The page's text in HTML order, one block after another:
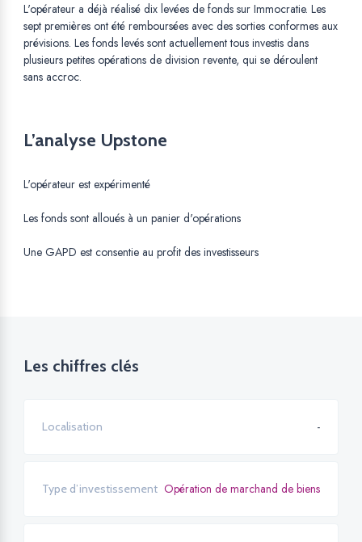
L'opérateur a déjà réalisé dix levées de fonds sur Immocratie. Les
sept premières ont été remboursées avec des sorties conformes aux
prévisions. Les fonds levés sont actuellement tous investis dans
plusieurs petites opérations de division revente, qui se déroulent
sans accroc.
L’analyse Upstone
L'opérateur est expérimenté
Les fonds sont alloués à un panier d'opérations
Une GAPD est consentie au profit des investisseurs
Les chiffres clés
Localisation -
Type d’investissement Opération de marchand de biens